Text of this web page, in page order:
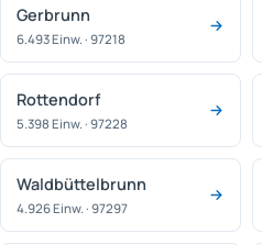
Gerbrunn
6.493 Einw. · 97218
Rottendorf
5.398 Einw. · 97228
Waldbüttelbrunn
4.926 Einw. · 97297